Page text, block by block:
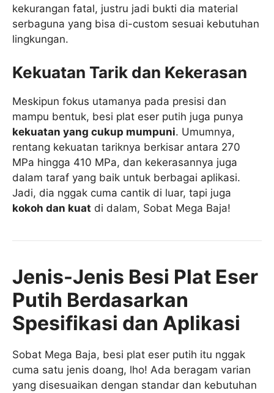
kekurangan fatal, justru jadi bukti dia material
serbaguna yang bisa di-custom sesuai kebutuhan
lingkungan.
Kekuatan Tarik dan Kekerasan
Meskipun fokus utamanya pada presisi dan
mampu bentuk, besi plat eser putih juga punya
kekuatan yang cukup mumpuni. Umumnya,
rentang kekuatan tariknya berkisar antara 270
MPa hingga 410 MPa, dan kekerasannya juga
dalam taraf yang baik untuk berbagai aplikasi.
Jadi, dia nggak cuma cantik di luar, tapi juga
kokoh dan kuat di dalam, Sobat Mega Baja!
Jenis-Jenis Besi Plat Eser
Putih Berdasarkan
Spesifikasi dan Aplikasi
Sobat Mega Baja, besi plat eser putih itu nggak
cuma satu jenis doang, lho! Ada beragam varian
yang disesuaikan dengan standar dan kebutuhan